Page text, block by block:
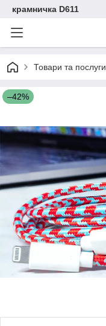
крамничка D611
Товари та послуги
–42%